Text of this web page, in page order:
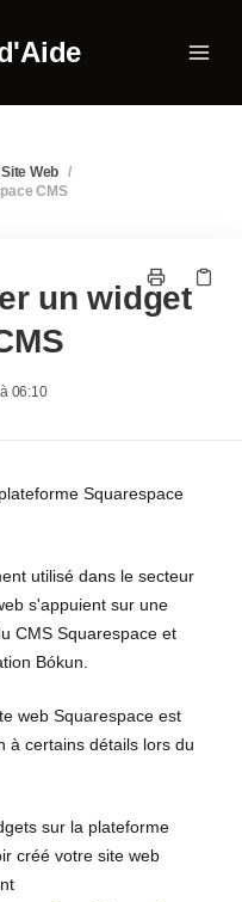
Web /
CMS
un widget
06:10
Squarespace
utilisé dans le secteur
s'appuient sur une
CMS Squarespace et
Bókun.
web Squarespace est
à certains détails lors du
sur la plateforme
créé votre site web